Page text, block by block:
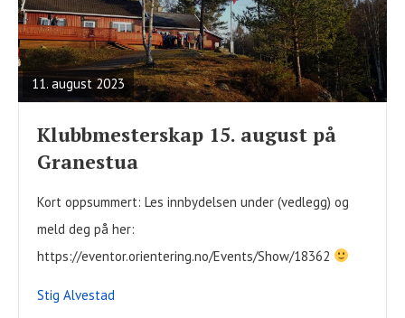
11. august 2023
READ
FULL
POST
Klubbmesterskap 15. august på
Granestua
Kort oppsummert: Les innbydelsen under (vedlegg) og
meld deg på her:
https://eventor.orientering.no/Events/Show/18362
Stig Alvestad